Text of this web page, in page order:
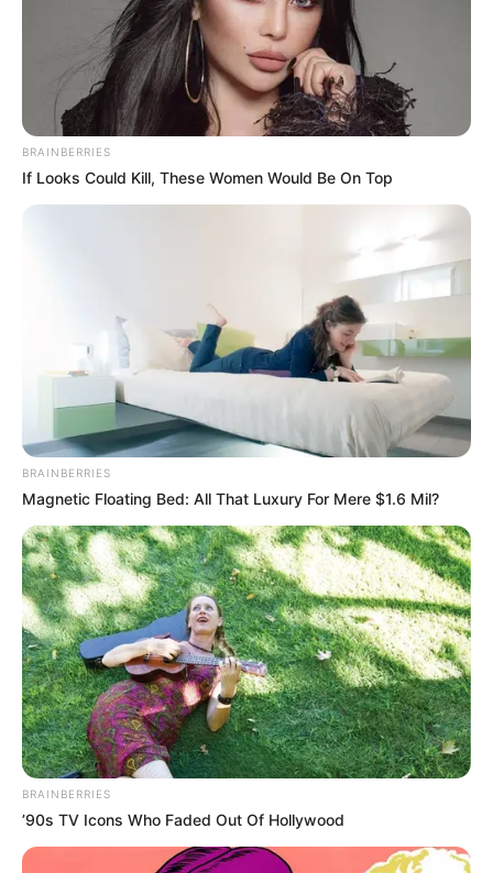
BRAINBERRIES
If Looks Could Kill, These Women Would Be On Top
BRAINBERRIES
Magnetic Floating Bed: All That Luxury For Mere $1.6 Mil?
BRAINBERRIES
’90s TV Icons Who Faded Out Of Hollywood